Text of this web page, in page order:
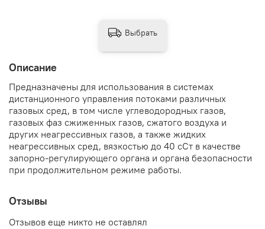
Описание
Предназначены для использования в системах
дистанционного управления потоками различных
газовых сред, в том числе углеводородных газов,
газовых фаз сжиженных газов, сжатого воздуха и
других неагрессивных газов, а также жидких
неагрессивных сред, вязкостью до 40 сСт в качестве
запорно-регулирующего органа и органа безопасности
при продолжительном режиме работы.
Отзывы
Отзывов еще никто не оставлял
Выбрать